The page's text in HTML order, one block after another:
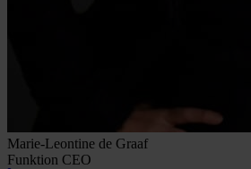
Marie-Leontine de Graaf
Funktion CEO